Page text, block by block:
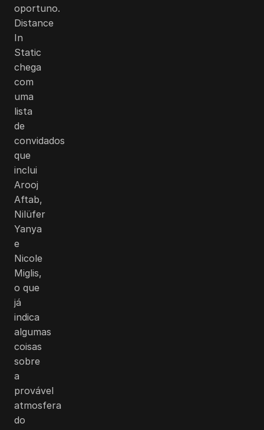
oportuno.
Distance
In
Static
chega
com
uma
lista
de
convidados
que
inclui
Arooj
Aftab,
Nilüfer
Yanya
e
Nicole
Miglis,
o que
já
indica
algumas
coisas
sobre
a
provável
atmosfera
do